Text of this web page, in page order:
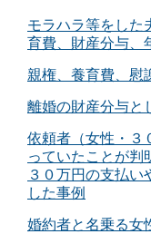
モラハラ等をした
育費、財産分与、
親権、養育費、慰
離婚の財産分与と
依頼者（女性・３
っていたことが判
３０万円の支払
した事例
婚約者と名乗る女